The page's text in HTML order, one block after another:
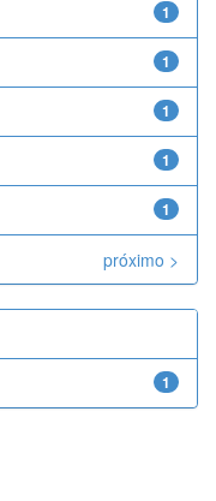
1
1
1
1
1
próximo >
1